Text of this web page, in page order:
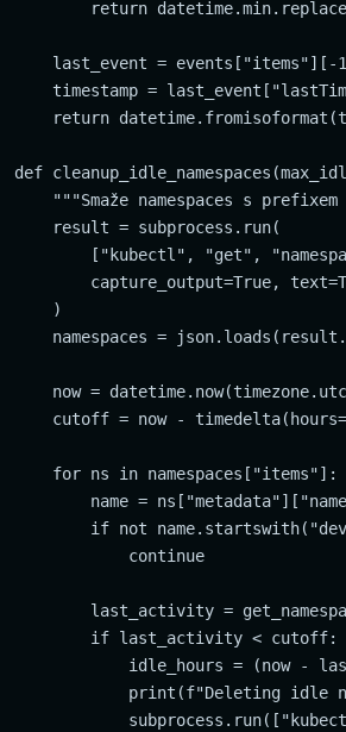
return
last_event = events["items"][-
timestamp =
return
def
"""Smaže namespaces s
    result = subprocess.run(
["kubectl", "get",
capture_output=True,
    )
namespaces =
now =
cutoff = now -
    for ns in namespaces["items"]:
name =
if not
            continue
last_activity =
        if last_activity < cutoff:
idle_hours = (now -
print(f"Deleting idle